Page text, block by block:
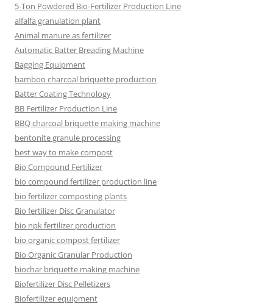
5-Ton Powdered Bio-Fertilizer Production Line
alfalfa granulation plant
Animal manure as fertilizer
Automatic Batter Breading Machine
Bagging Equipment
bamboo charcoal briquette production
Batter Coating Technology
BB Fertilizer Production Line
BBQ charcoal briquette making machine
bentonite granule processing
best way to make compost
Bio Compound Fertilizer
bio compound fertilizer production line
bio fertilizer composting plants
Bio fertilizer Disc Granulator
bio npk fertilizer production
bio organic compost fertilizer
Bio Organic Granular Production
biochar briquette making machine
Biofertilizer Disc Pelletizers
Biofertilizer equipment